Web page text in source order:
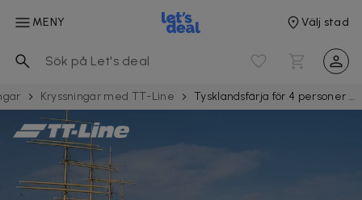
MENY Välj stad
Kryssningar med TT-Line Tysklandsfärja för 4 personer med hytt och bil med TT-Line